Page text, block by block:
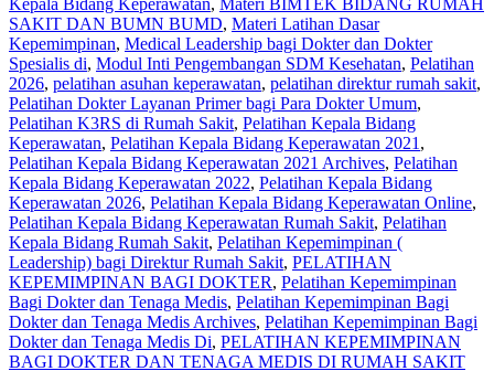
SAKIT DAN BUMN BUMD, Materi Latihan Dasar
Kepemimpinan, Medical Leadership bagi Dokter dan Dokter
Spesialis di, Modul Inti Pengembangan SDM Kesehatan, Pelatihan
2026, pelatihan asuhan keperawatan, pelatihan direktur rumah sakit,
Pelatihan Dokter Layanan Primer bagi Para Dokter Umum,
Pelatihan K3RS di Rumah Sakit, Pelatihan Kepala Bidang
Keperawatan, Pelatihan Kepala Bidang Keperawatan 2021 ,
Pelatihan Kepala Bidang Keperawatan 2021 Archives, Pelatihan
Kepala Bidang Keperawatan 2022, Pelatihan Kepala Bidang
Keperawatan 2026, Pelatihan Kepala Bidang Keperawatan Online,
Pelatihan Kepala Bidang Keperawatan Rumah Sakit, Pelatihan
Kepala Bidang Rumah Sakit, Pelatihan Kepemimpinan (
Leadership) bagi Direktur Rumah Sakit, PELATIHAN
KEPEMIMPINAN BAGI DOKTER, Pelatihan Kepemimpinan
Bagi Dokter dan Tenaga Medis, Pelatihan Kepemimpinan Bagi
Dokter dan Tenaga Medis Archives, Pelatihan Kepemimpinan Bagi
Dokter dan Tenaga Medis Di, PELATIHAN KEPEMIMPINAN
BAGI DOKTER DAN TENAGA MEDIS DI RUMAH SAKIT